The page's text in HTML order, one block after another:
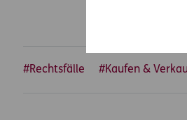
#Rechtsfälle #Kaufen &